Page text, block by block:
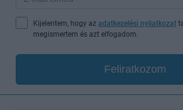
Kijelentem, hogy az adatkezelési nyilatkozat
megismertem és azt elfogadom.
Feliratkozom